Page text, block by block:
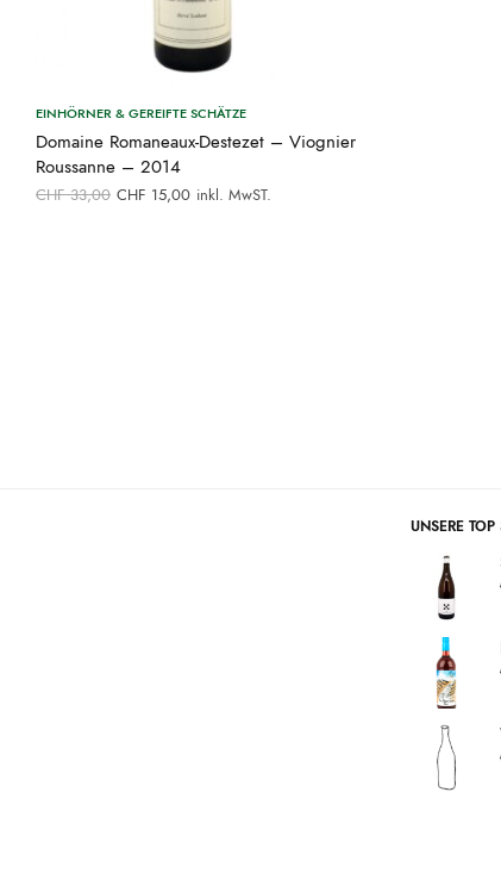
EINHÖRNER & GEREIFTE SCHÄTZE
Domaine Romaneaux-Destezet – Viognier
Roussanne – 2014
CHF33,00 Ursprünglicher
Preis war:
CHF 15,00Aktueller
inkl. MwST.
UNSERE TOP